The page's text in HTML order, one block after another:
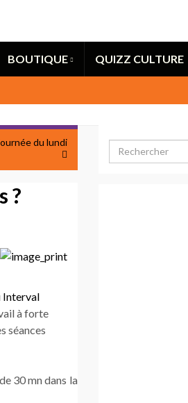
BOUTIQUE QUIZZ CULTURE
du lundi
?
Interval
à forte
séances
30 mn dans la
Search for: